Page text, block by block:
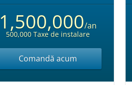
1,500,000/an
500,000 Taxe de instalare
Comandă acum